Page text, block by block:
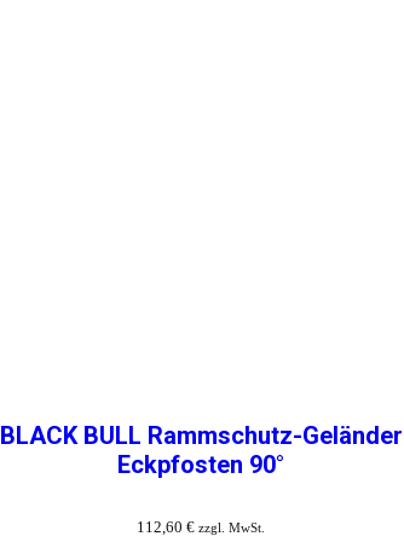
BLACK BULL Rammschutz-Geländer
Eckpfosten 90°
112,60 € zzgl. MwSt.